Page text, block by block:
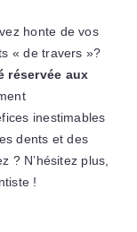
honte de vos
« de travers »?
réservée aux
inestimables
dents et des
? N’hésitez plus,
!